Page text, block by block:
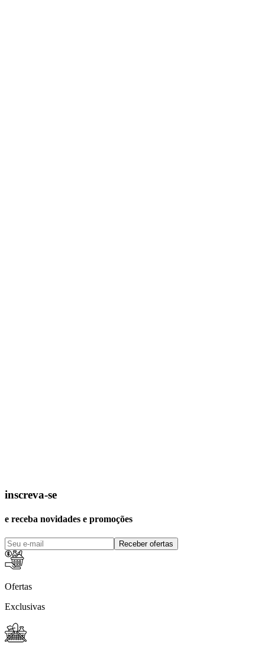
inscreva-se
e receba novidades e promoções
Receber ofertas
Ofertas
Exclusivas